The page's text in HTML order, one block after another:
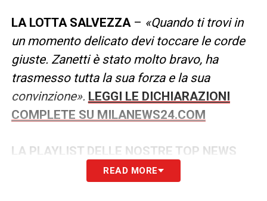
LA LOTTA SALVEZZA– «Quando ti trovi in
un momento delicato devi toccare le corde
giuste. Zanetti è stato molto bravo, ha
trasmesso tutta la sua forza e la sua
convinzione». LEGGI LE DICHIARAZIONI
COMPLETE SU MILANEWS24.COM
LA PLAYLIST DELLE NOSTRE TOP NEWS
READ MORE